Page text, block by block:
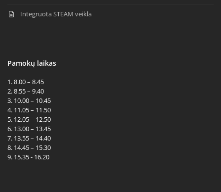
Integruota STEAM veikla
Pamokų laikas
1. 8.00 – 8.45
2. 8.55 – 9.40
3. 10.00 – 10.45
4. 11.05 – 11.50
5. 12.05 – 12.50
6. 13.00 – 13.45
7. 13.55 – 14.40
8. 14.45 – 15.30
9. 15.35 - 16.20